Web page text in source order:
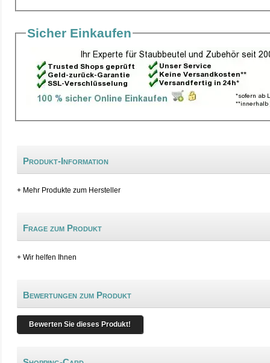
Sicher Einkaufen
Produkt-Information
+ Mehr Produkte zum Hersteller
Frage zum Produkt
+ Wir helfen Ihnen
Bewertungen zum Produkt
Bewerten Sie dieses Produkt!